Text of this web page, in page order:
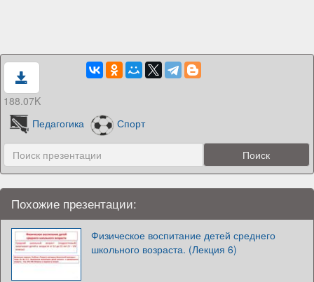
188.07K
Педагогика
Спорт
Похожие презентации:
Физическое воспитание детей среднего
школьного возраста. (Лекция 6)